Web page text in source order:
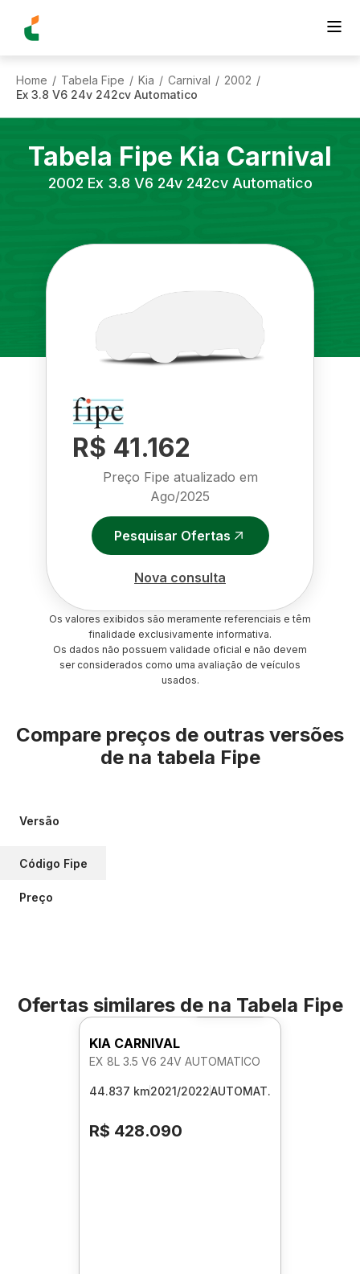
Home / Tabela Fipe / Kia / Carnival / 2002 /
Ex 3.8 V6 24v 242cv Automatico
Tabela Fipe Kia Carnival
2002 Ex 3.8 V6 24v 242cv Automatico
R$ 41.162
Preço Fipe atualizado em
Ago/2025
Pesquisar Ofertas
Nova consulta
Os valores exibidos são meramente referenciais e têm
finalidade exclusivamente informativa.
Os dados não possuem validade oficial e não devem
ser considerados como uma avaliação de veículos
usados.
Compare preços de outras versões
de na tabela Fipe
Versão
Código Fipe
Preço
Ofertas similares de na Tabela Fipe
Foto 360º
KIA CARNIVAL
EX 8L 3.5 V6 24V AUTOMATICO
44.837 km2021/2022AUTOMAT.
R$ 428.090